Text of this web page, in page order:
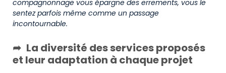
compagnonnage vous épargne des errements, vous le
sentez parfois même comme un passage
incontournable.
La diversité des services proposés
et leur adaptation à chaque projet